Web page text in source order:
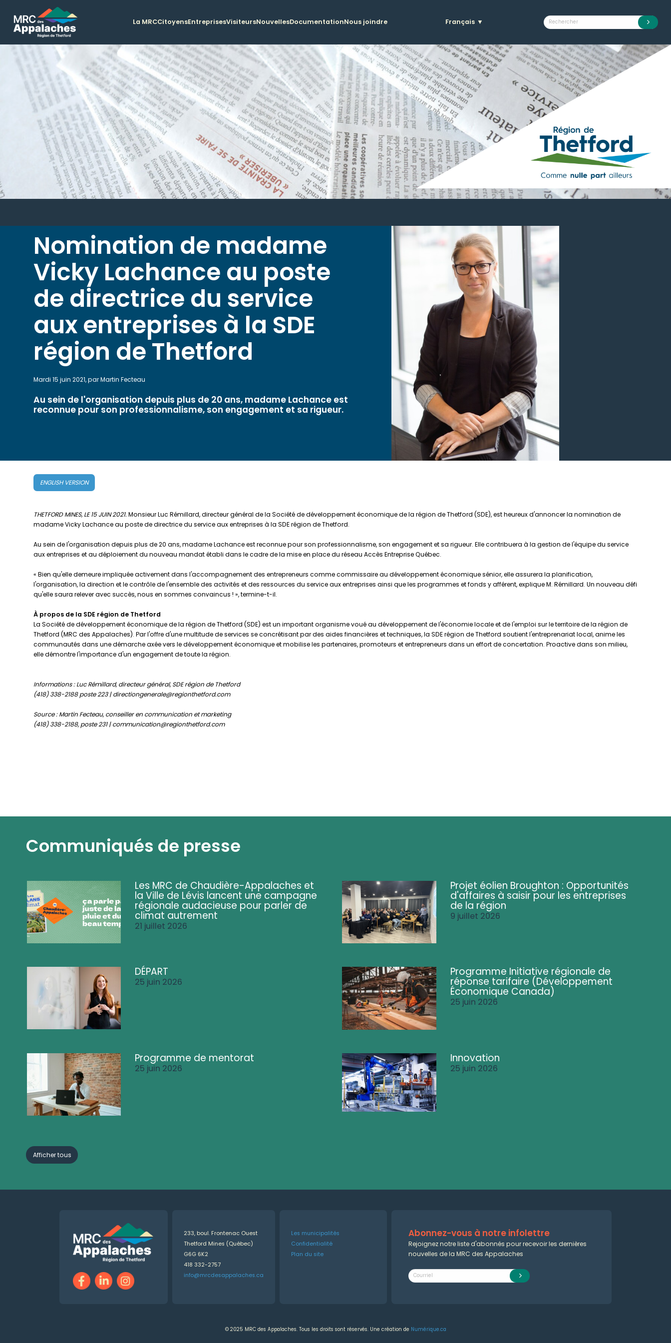
La MRCCitoyensEntreprisesVisiteursNouvellesDocumentationNous joindre Français ▼
ENGLISH VERSION
THETFORD MINES, LE 15 JUIN 2021. Monsieur Luc Rémillard, directeur général de la Société de développement économique de la région de Thetford (SDE), est heureux d'annoncer la nomination de
madame Vicky Lachance au poste de directrice du service aux entreprises à la SDE région de Thetford.
Au sein de l'organisation depuis plus de 20 ans, madame Lachance est reconnue pour son professionnalisme, son engagement et sa rigueur. Elle contribuera à la gestion de l'équipe du service
aux entreprises et au déploiement du nouveau mandat établi dans le cadre de la mise en place du réseau Accès Entreprise Québec.
« Bien qu'elle demeure impliquée activement dans l'accompagnement des entrepreneurs comme commissaire au développement économique sénior, elle assurera la planification,
l'organisation, la direction et le contrôle de l'ensemble des activités et des ressources du service aux entreprises ainsi que les programmes et fonds y afférent, explique M. Rémillard. Un nouveau défi
qu'elle saura relever avec succès, nous en sommes convaincus ! », termine-t-il.
À propos de la SDE région de Thetford
La Société de développement économique de la région de Thetford (SDE) est un important organisme voué au développement de l'économie locale et de l'emploi sur le territoire de la région de
Thetford (MRC des Appalaches). Par l'offre d'une multitude de services se concrétisant par des aides financières et techniques, la SDE région de Thetford soutient l'entreprenariat local, anime les
communautés dans une démarche axée vers le développement économique et mobilise les partenaires, promoteurs et entrepreneurs dans un effort de concertation. Proactive dans son milieu,
elle démontre l'importance d'un engagement de toute la région.
Informations : Luc Rémillard, directeur général, SDE région de Thetford
(418) 338-2188 poste 223 | directiongenerale@regionthetford.com
Source : Martin Fecteau, conseiller en communication et marketing
(418) 338-2188, poste 231 | communication@regionthetford.com
Nomination de madame
Vicky Lachance au poste
de directrice du service
aux entreprises à la SDE
région de Thetford
Mardi 15 juin 2021, par Martin Fecteau
Au sein de l'organisation depuis plus de 20 ans, madame Lachance est
reconnue pour son professionnalisme, son engagement et sa rigueur.
Communiqués de presse
Les MRC de Chaudière-Appalaches et
la Ville de Lévis lancent une campagne
régionale audacieuse pour parler de
climat autrement
21 juillet 2026
Projet éolien Broughton : Opportunités
d'affaires à saisir pour les entreprises
de la région
9 juillet 2026
DÉPART
25 juin 2026
Programme Initiative régionale de
réponse tarifaire (Développement
Économique Canada)
25 juin 2026
Programme de mentorat
25 juin 2026
Innovation
25 juin 2026
Afficher tous
233, boul. Frontenac Ouest
Thetford Mines (Québec)
G6G 6K2
418 332-2757
info@mrcdesappalaches.ca
Les municipalités
Confidentialité
Plan du site
Abonnez-vous à notre infolettre
Rejoignez notre liste d'abonnés pour recevoir les dernières
nouvelles de la MRC des Appalaches
© 2025 MRC des Appalaches. Tous les droits sont réservés. Une création de Numérique.ca